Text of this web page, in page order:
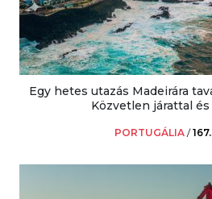
Egy hetes utazás Madeirára
Közvetlen járattal és
PORTUGÁLIA /